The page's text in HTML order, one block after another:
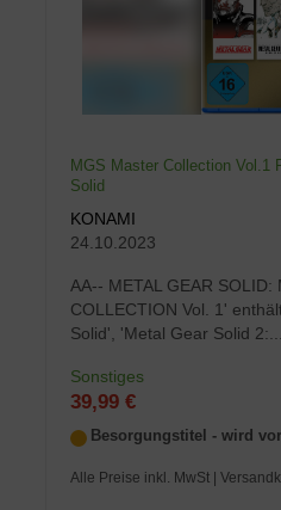
MGS Master Collection Vol.1
Solid
KONAMI
24.10.2023
AA-- METAL GEAR SOLID:
COLLECTION Vol. 1'
Solid', 'Metal Gear Solid 2:...
Sonstiges
39,99 €
Besorgungstitel - wird
Alle Preise inkl. MwSt |